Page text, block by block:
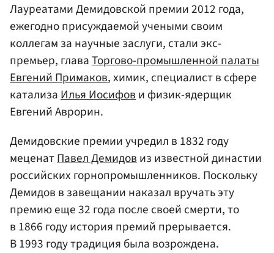
Лауреатами Демидовской премии 2012 года,
ежегодно присуждаемой учеными своим
коллегам за научные заслуги, стали экс-
премьер, главаТоргово-промышленной палаты
Евгений Примаков, химик, специалист в сфере
катализаИлья Иосифови физик-ядерщик
Евгений Аврорин.
Демидовские премии учредил в 1832 году
меценатПавел Демидов из известной династии
российских горнопромышленников. Поскольку
Демидов в завещании наказал вручать эту
премию еще 32 года после своей смерти, то
в 1866 году история премий прерывается.
В 1993 году традиция была возрождена.